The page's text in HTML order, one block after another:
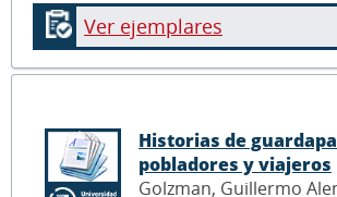
Ver ejemplares
Historias de
pobladores y viajeros
Golzman, Guillermo